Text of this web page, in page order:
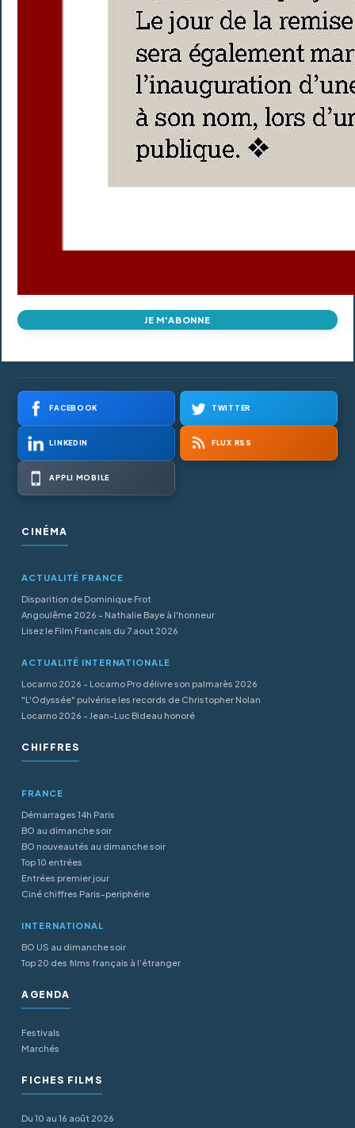
JE M'ABONNE
FACEBOOK TWITTER
LINKEDIN FLUX RSS
APPLI MOBILE
CINÉMA
ACTUALITÉ FRANCE
Disparition de Dominique Frot
Angoulême 2026 - Nathalie Baye à l'honneur
Lisez le Film Francais du 7 aout 2026
ACTUALITÉ INTERNATIONALE
Locarno 2026 - Locarno Pro délivre son palmarès 2026
"L'Odyssée" pulvérise les records de Christopher Nolan
Locarno 2026 - Jean-Luc Bideau honoré
CHIFFRES
FRANCE
Démarrages 14h Paris
BO au dimanche soir
BO nouveautés au dimanche soir
Top 10 entrées
Entrées premier jour
Ciné chiffres Paris-periphérie
INTERNATIONAL
BO US au dimanche soir
Top 20 des films français à l’étranger
AGENDA
Festivals
Marchés
FICHES FILMS
Du 10 au 16 août 2026